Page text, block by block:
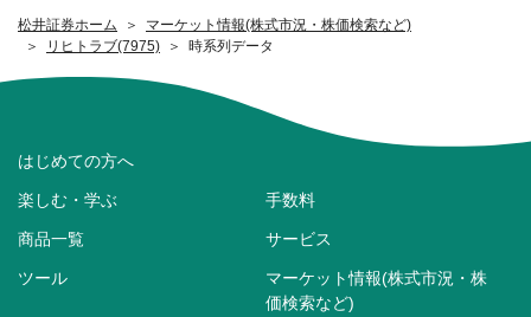
松井証券ホーム
マーケット情報(株式市況・株価検索など)
リヒトラブ(7975)
時系列データ
はじめての方へ
楽しむ・学ぶ 手数料
商品一覧 サービス
ツール
マーケット情報(株式市況・株
価検索など)